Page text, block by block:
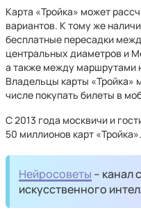
Карта «Тройка» может
вариантов. К тому же
бесплатные пересадки
центральных диаметров и
а также между маршрутами
Владельцы карты «Тройка»
числе покупать билеты в
С 2013 года москвичи и
50 миллионов карт «Тройка».
Нейросоветы – канал
искусственного